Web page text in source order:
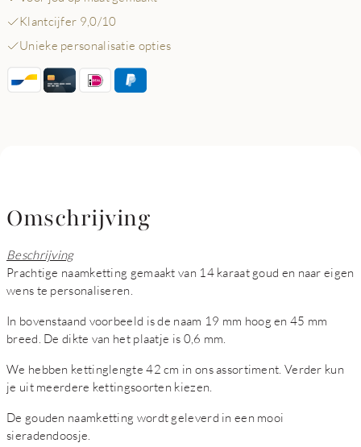
Klantcijfer 9,0/10
Unieke personalisatie opties
Omschrijving
Beschrijving
Prachtige naamketting gemaakt van 14 karaat goud en naar eigen
wens te personaliseren.
In bovenstaand voorbeeld is de naam 19 mm hoog en 45 mm
breed. De dikte van het plaatje is 0,6 mm.
We hebben kettinglengte 42 cm in ons assortiment. Verder kun
je uit meerdere kettingsoorten kiezen.
De gouden naamketting wordt geleverd in een mooi
sieradendoosje.